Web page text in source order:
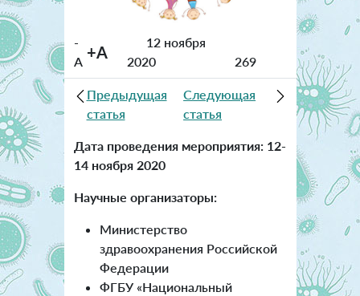
-
A +A
12 ноября
2020
269
Предыдущая
статья
Следующая
статья
Дата проведения мероприятия: 12-
14 ноября 2020
Научные организаторы:
Министерство
здравоохранения Российской
Федерации
ФГБУ «Национальный